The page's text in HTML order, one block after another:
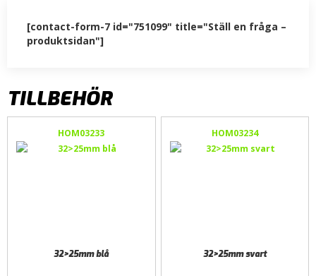
[contact-form-7 id="751099" title="Ställ en fråga –
produktsidan"]
TILLBEHÖR
HOM03233
32>25mm blå
HOM03234
32>25mm svart